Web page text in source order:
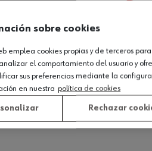
sobre cookies
emplea cookies propias y de terceros
el comportamiento del usuario y
sus preferencias mediante la
en nuestra política de cookies
Rechazar